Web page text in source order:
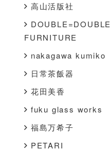
高山活版社
DOUBLE=DOUBLE
FURNITURE
nakagawa kumiko
日常茶飯器
花田美香
fuku glass works
福島万希子
PETARI